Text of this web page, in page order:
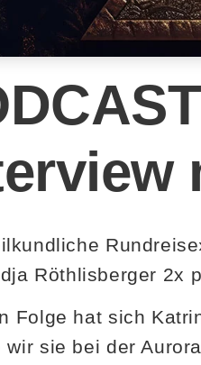
Röthlisberger 2x
Folge hat sich
wir sie bei der